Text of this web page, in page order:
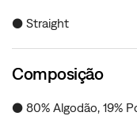
● Straight
Composição
● 80% Algodão, 19%